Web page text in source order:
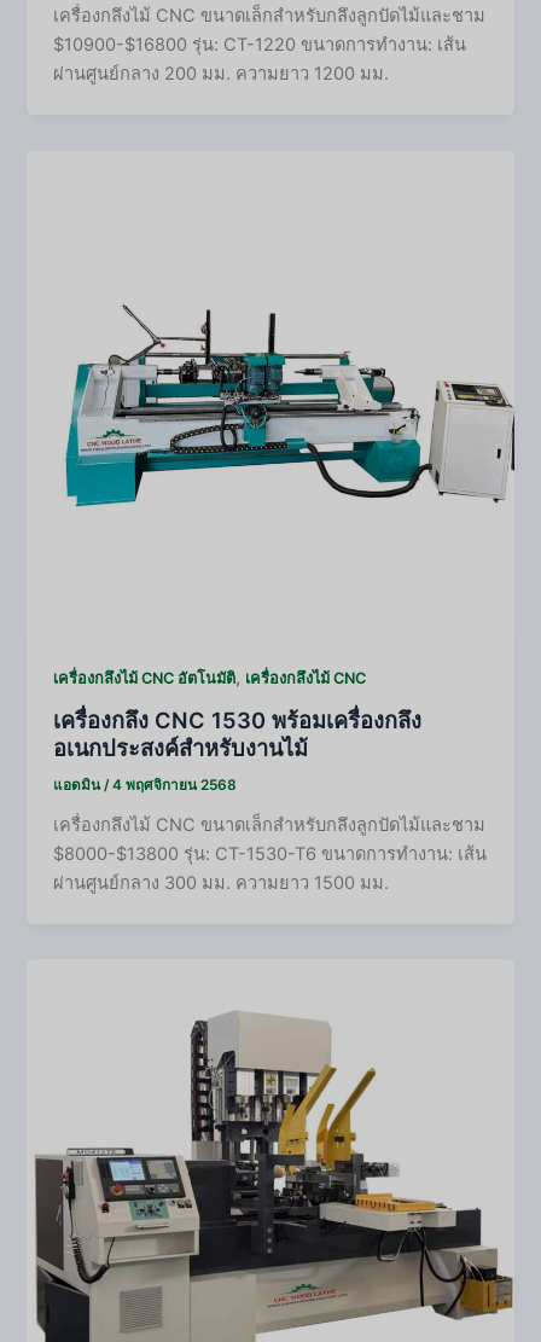
เครื่องกลึงไม้ CNC ขนาดเล็กสำหรับกลึงลูกปัดไม้และชาม
$10900-$16800 รุ่น: CT-1220 ขนาดการทำงาน: เส้น
ผ่านศูนย์กลาง 200 มม. ความยาว 1200 มม.
เครื่องกลึงไม้ CNC อัตโนมัติ, เครื่องกลึงไม้ CNC
เครื่องกลึง CNC 1530 พร้อมเครื่องกลึง
อเนกประสงค์สำหรับงานไม้
แอดมิน/4 พฤศจิกายน 2568
เครื่องกลึงไม้ CNC ขนาดเล็กสำหรับกลึงลูกปัดไม้และชาม
$8000-$13800 รุ่น: CT-1530-T6 ขนาดการทำงาน: เส้น
ผ่านศูนย์กลาง 300 มม. ความยาว 1500 มม.